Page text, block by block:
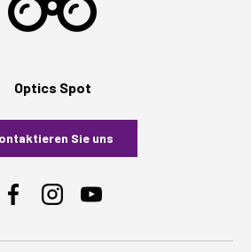
Optics Spot
Sie uns
FacebookInstagramYouTube